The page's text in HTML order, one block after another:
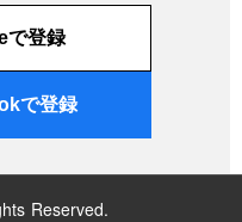
で登録
で登録
Reserved.